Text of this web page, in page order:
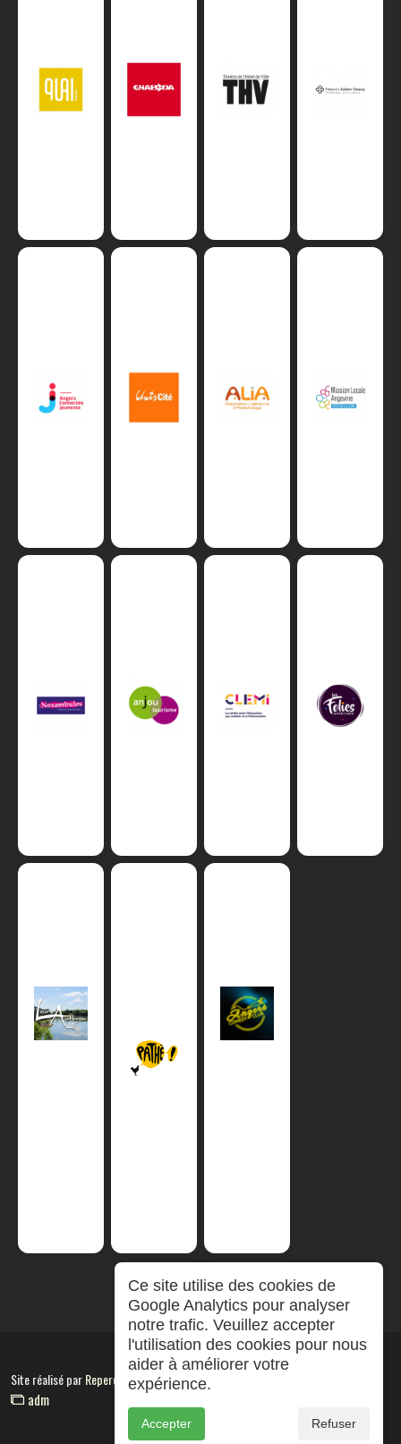
Site réalisé parRepereCom
adm
Ce site utilise des cookies de
Google Analytics pour analyser
notre trafic. Veuillez accepter
l'utilisation des cookies pour nous
aider à améliorer votre
expérience.
Accepter Refuser